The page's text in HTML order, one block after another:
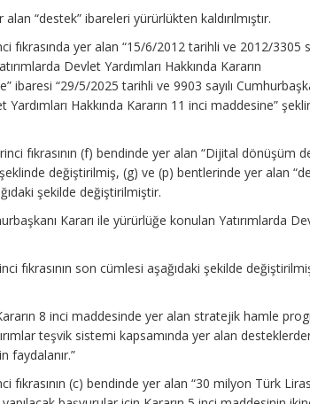
“destek” ibareleri yürürlükten kaldırılmıştır.
fıkrasında yer alan “15/6/2012 tarihli ve 2012/3305
Devlet Yardımları Hakkında Kararın
ibaresi “29/5/2025 tarihli ve 9903 sayılı
Hakkında Kararın 11 inci maddesine”
fıkrasının (f) bendinde yer alan “Dijital dönüşüm
değiştirilmiş, (g) ve (p) bentlerinde yer alan
şekilde değiştirilmiştir.
Kararı ile yürürlüğe konulan Yatırımlarda
fıkrasının son cümlesi aşağıdaki şekilde
8 inci maddesinde yer alan stratejik hamle
teşvik sistemi kapsamında yer alan
faydalanır.”
fıkrasının (c) bendinde yer alan “30 milyon Türk